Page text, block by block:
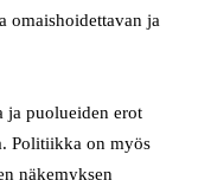
omaishoidettavan ja
ja puolueiden erot
Politiikka on myös
näkemyksen